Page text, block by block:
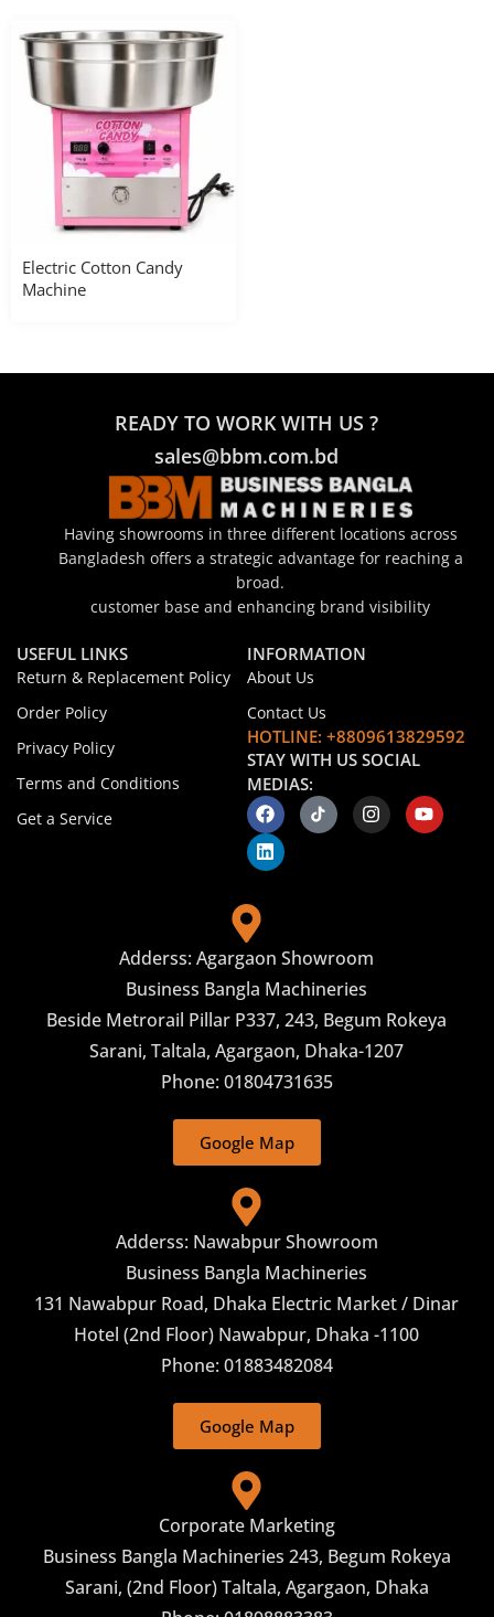
Electric Cotton Candy
Machine
READY TO WORK WITH US ?
sales@bbm.com.bd
Having showrooms in three different locations across
Bangladesh offers a strategic advantage for reaching a
broad.
customer base and enhancing brand visibility
USEFUL LINKS
Return & Replacement Policy
Order Policy
Privacy Policy
Terms and Conditions
Get a Service
INFORMATION
About Us
Contact Us
HOTLINE: +8809613829592
STAY WITH US SOCIAL
MEDIAS:
Adderss: Agargaon Showroom
Business Bangla Machineries
Beside Metrorail Pillar P337, 243, Begum Rokeya
Sarani, Taltala, Agargaon, Dhaka-1207
Phone: 01804731635
Google Map
Adderss: Nawabpur Showroom
Business Bangla Machineries
131 Nawabpur Road, Dhaka Electric Market / Dinar
Hotel (2nd Floor) Nawabpur, Dhaka -1100
Phone: 01883482084
Google Map
Corporate Marketing
Business Bangla Machineries 243, Begum Rokeya
Sarani, (2nd Floor) Taltala, Agargaon, Dhaka